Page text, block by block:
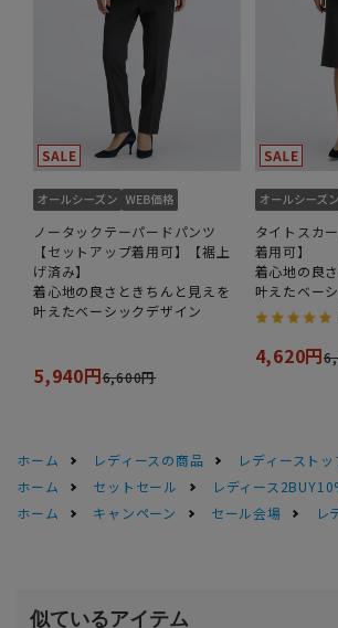
ノータックテーパードパンツ
【セットアップ着用可】【裾上
げ済み】
着心地の良さときちんと見えを
叶えたベーシックデザイン
5,940円6,600円
タイトスカ
着用可】
着心地の良
叶えたベー
4,620円
ホーム レディースの商品 レディーストッ
ホーム
セットセール レディース
ホーム
キャンペーン セール会場 レ